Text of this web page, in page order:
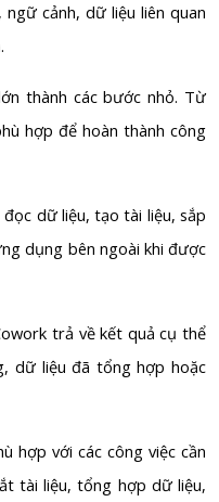
cảnh, dữ liệu liên quan
thành các bước nhỏ. Từ
hợp để hoàn thành công
dữ liệu, tạo tài liệu, sắp
dụng bên ngoài khi được
trả về kết quả cụ thể
dữ liệu đã tổng hợp hoặc
hợp với các công việc cần
tài liệu, tổng hợp dữ liệu,